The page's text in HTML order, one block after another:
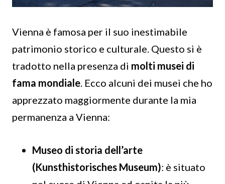
Vienna è famosa per il suo inestimabile
patrimonio storico e culturale. Questo si è
tradotto nella presenza di molti musei di
fama mondiale. Ecco alcuni dei musei che ho
apprezzato maggiormente durante la mia
permanenza a Vienna:
Museo di storia dell’arte
(Kunsthistorisches Museum): è situato